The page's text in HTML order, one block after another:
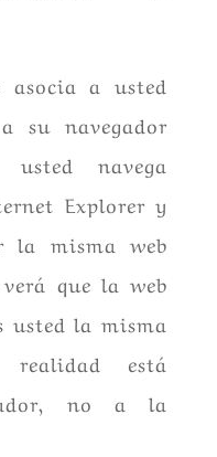
a usted
su navegador
navega
Explorer y
la misma web
que la web
usted la misma
realidad está
no a la